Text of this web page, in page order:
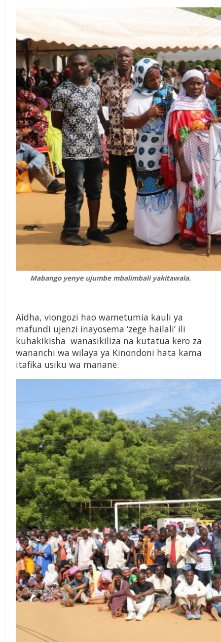
Mabango yenye ujumbe mbalimbali yakitawala.
Aidha, viongozi hao wametumia kauli ya
mafundi ujenzi inayosema ‘zege hailali’ ili
kuhakikisha wanasikiliza na kutatua kero za
wananchi wa wilaya ya Kinondoni hata kama
itafika usiku wa manane.